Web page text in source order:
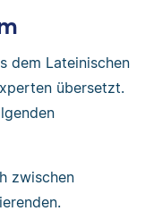
dem Lateinischen
übersetzt.
zwischen